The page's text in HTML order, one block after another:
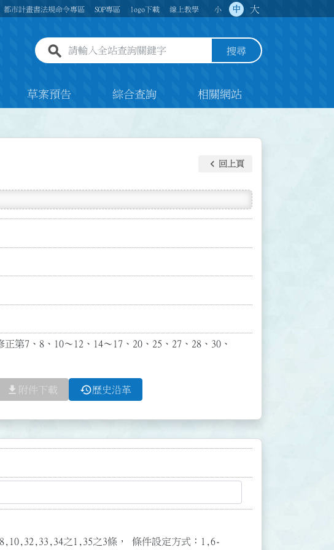
都市計畫書法規命令專區 SOP專區 logo下載 線上教學 小 中 大
全站查詢關鍵字欄位 搜尋
草案預告 綜合查詢 相關網站
keyboard_arrow_left 回上頁
第7、8、10～12、14～17、20、25、27、28、30、
file_download 附件下載 history歷史沿革
之1,35之3條， 條件設定方式：1,6-